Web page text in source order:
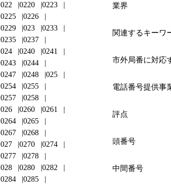
業界
関連するキーワ
市外局番に対応
電話番号提供事
評点
頭番号
中間番号
022 0220
0223
0225
0226
0229 023
0233
0235
0237
024 0240
0241
0243
0244
0247 0248
025
0254
0255
0257
0258
026 0260
0261
0264
0265
0267
0268
027 0270
0274
0277
0278
028 0280
0282
0284
0285